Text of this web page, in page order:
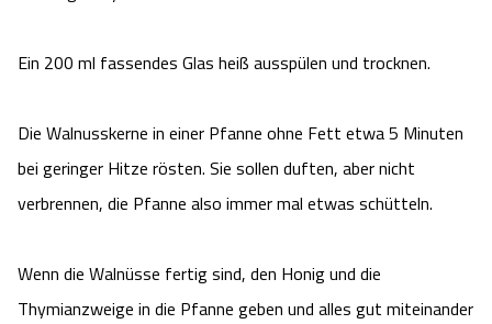
Ein 200 ml fassendes Glas heiß ausspülen und trocknen.
Die Walnusskerne in einer Pfanne ohne Fett etwa 5 Minuten
bei geringer Hitze rösten. Sie sollen duften, aber nicht
verbrennen, die Pfanne also immer mal etwas schütteln.
Wenn die Walnüsse fertig sind, den Honig und die
Thymianzweige in die Pfanne geben und alles gut miteinander